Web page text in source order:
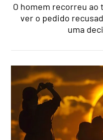
O homem recorreu
ver o pedido
uma